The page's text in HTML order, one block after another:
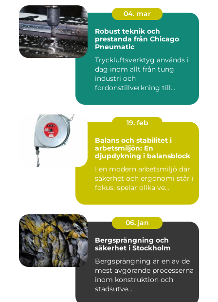
04. mar
Robust teknik och
prestanda från Chicago
Pneumatic
Tryckluftsverktyg används i
dag inom allt från tung
industri och
fordonstillverkning till...
19. feb
Balans och stabilitet i
arbetsmiljön: En
djupdykning i balansblock
I en modern arbetsmiljö där
säkerhet och ergonomi står i
fokus, spelar olika ve...
06. jan
Bergsprängning och
säkerhet i Stockholm
Bergsprängning är en av de
mest avgörande processerna
inom konstruktion och
stadsutve...